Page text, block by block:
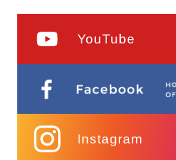
YouTube
Instagram